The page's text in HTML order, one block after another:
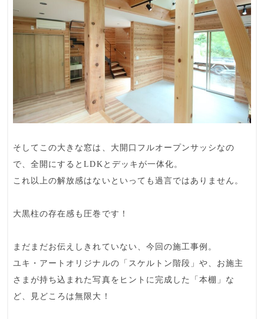
そしてこの大きな窓は、大開口フルオープンサッシなの
で、全開にするとLDKとデッキが一体化。
これ以上の解放感はないといっても過言ではありません。
大黒柱の存在感も圧巻です！
まだまだお伝えしきれていない、今回の施工事例。
ユキ・アートオリジナルの「スケルトン階段」や、お施主
さまが持ち込まれた写真をヒントに完成した「本棚」な
ど、見どころは無限大！